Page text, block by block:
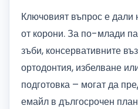
Ключовият въпрос е дали
от корони. За по-млади
зъби, консервативните
ортодонтия, избелване
подготовка – могат да
емайл в дългосрочен